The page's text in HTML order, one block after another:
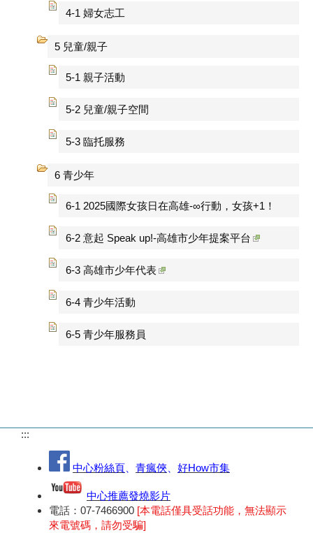
4-1 婦女志工
5 兒童/親子
5-1 親子活動
5-2 兒童/親子空間
5-3 臨托服務
6 青少年
6-1 2025國際女孩日在高雄-∞行動，女孩+1！
6-2 意起 Speak up!-高雄市少年提案平台
6-3 高雄市少年代表
6-4 青少年活動
6-5 青少年服務員
:::
中心粉絲頁 青瘋俠 好How市集
中心推薦發燒影片
電話：07-7466900 [本電話僅具受話功能，無法顯示
來電號碼，請勿受騙]